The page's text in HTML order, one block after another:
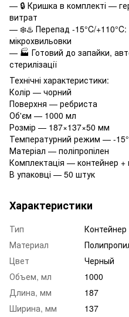
— 🔒 Кришка в комплекті —
витрат
— ❄️♨️ Перепад -15°C/+110°C:
мікрохвильовки
— 🏭 Готовий до запайки,
стерилізації
Технічні характеристики:
Колір — чорний
Поверхня — ребриста
Об'єм — 1000 мл
Розмір — 187×137×50 мм
Температурний режим — -
Матеріал — поліпропілен
Комплектація — контейнер +
В упаковці — 50 штук
Характеристики
Тип
Контейнер
Материал
Цвет
Черный
Объем, мл
1000
Длина, мм
187
Ширина, мм
137